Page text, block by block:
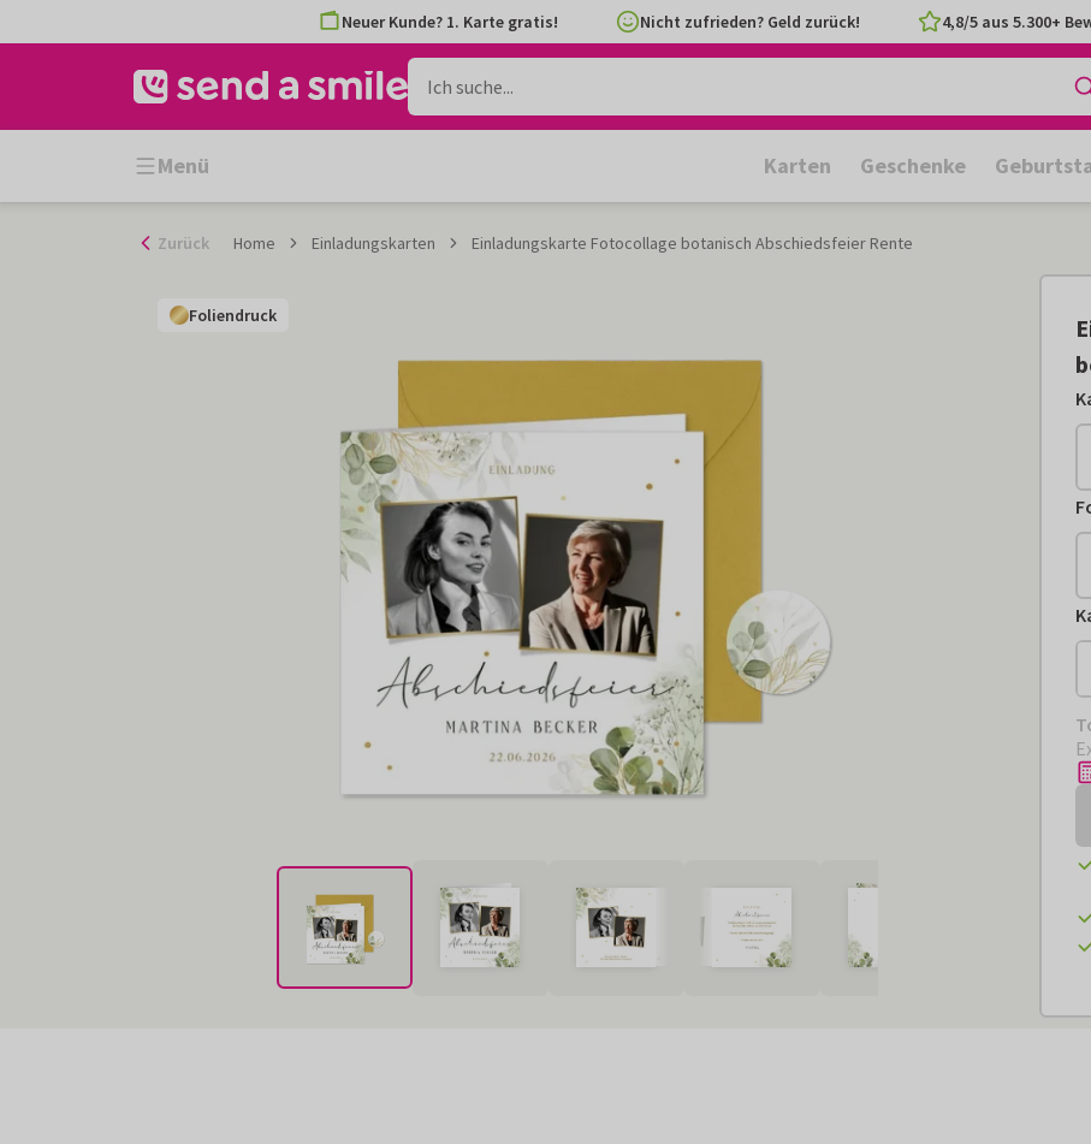
Inhalt
Neuer Kunde? 1. Karte gratis! Nicht zufrieden? Geld zurück! 4,8/5 aus 5.300+
Menü Karten Geschenke
Zurück Home Einladungskarten Einladungskarte Fotocollage botanisch Abschiedsfeier Rente
Foliendruck
Foliendruck
Foliendruck
Foliendruck
Foliendruck
+